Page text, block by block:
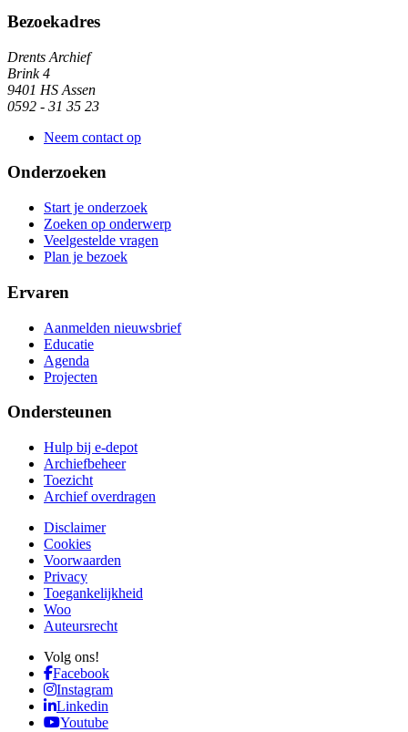
Algemene informatie
Bezoekadres
Drents Archief
Brink 4
9401 HS Assen
0592 - 31 35 23
Neem contact op
Onderzoeken
Start je onderzoek
Zoeken op onderwerp
Veelgestelde vragen
Plan je bezoek
Ervaren
Aanmelden nieuwsbrief
Educatie
Agenda
Projecten
Ondersteunen
Hulp bij e-depot
Archiefbeheer
Toezicht
Archief overdragen
Disclaimer
Cookies
Voorwaarden
Privacy
Toegankelijkheid
Woo
Auteursrecht
Volg ons!
Facebook
Instagram
Linkedin
Youtube